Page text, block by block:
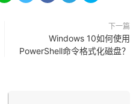
下一篇
Windows 10如何使用
PowerShell命令格式化磁盘？